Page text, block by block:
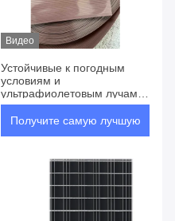
Видео
Устойчивые к погодным
условиям и
ультрафиолетовым лучам
виниловые оградительные
ленты с настраиваемой
Получите самую лучшую